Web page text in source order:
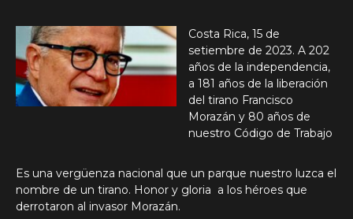
Costa Rica, 15 de
setiembre de 2023. A 202
años de la independencia,
a 181 años de la liberación
del tirano Francisco
Morazán y 80 años de
nuestro Código de Trabajo
Es una vergüenza nacional que un parque nuestro luzca el
nombre de un tirano. Honor y gloria a los héroes que
derrotaron al invasor Morazán.